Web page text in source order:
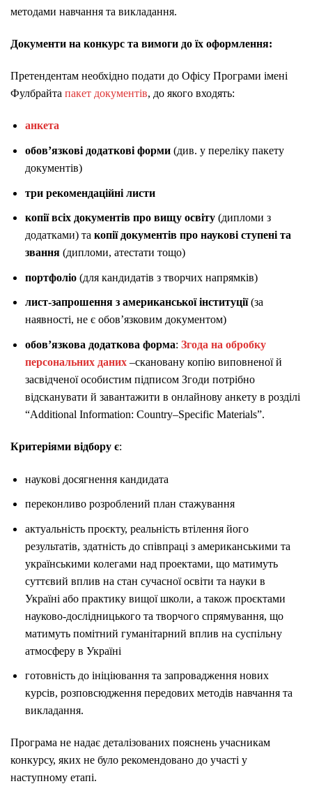
методами навчання та викладання.
Документи на конкурс та вимоги до їх оформлення:
Претендентам необхідно подати до Офісу Програми імені
Фулбрайта пакет документів, до якого входять:
анкета
обов’язкові додаткові форми(див. у переліку пакету
документів)
три рекомендаційні листи
копії всіх документів про вищу освіту(дипломи з
додатками) та копії документів про наукові ступені та
звання (дипломи, атестати тощо)
портфоліо(для кандидатів з творчих напрямків)
лист-запрошення з американської інституції(за
наявності, не є обов’язковим документом)
обов’язкова додаткова форма: Згода на обробку
персональних даних–скановану копію виповненої й
засвідченої особистим підписом Згоди потрібно
відсканувати й завантажити в онлайнову анкету в розділі
“Additional Information: Country–Specific Materials”.
Критеріями відбору є:
наукові досягнення кандидата
переконливо розроблений план стажування
актуальність проєкту, реальність втілення його
результатів, здатність до співпраці з американськими та
українськими колегами над проектами, що матимуть
суттєвий вплив на стан сучасної освіти та науки в
Україні або практику вищої школи, а також проєктами
науково-дослідницького та творчого спрямування, що
матимуть помітний гуманітарний вплив на суспільну
атмосферу в Україні
готовність до ініціювання та запровадження нових
курсів, розповсюдження передових методів навчання та
викладання.
Програма не надає деталізованих пояснень учасникам
конкурсу, яких не було рекомендовано до участі у
наступному етапі.